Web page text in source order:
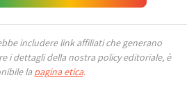
includere link affiliati che generano
i dettagli della nostra policy editoriale, è
la pagina etica.